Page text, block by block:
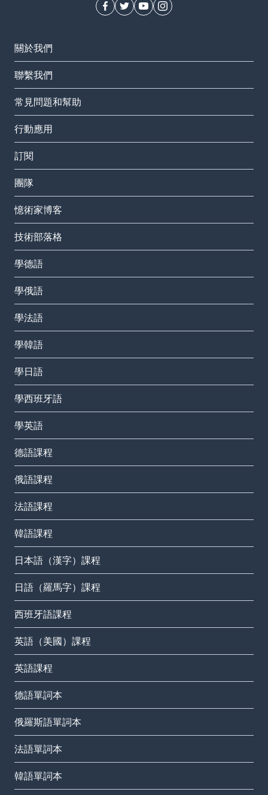
關於我們
聯繫我們
常見問題和幫助
行動應用
訂閱
團隊
憶術家博客
技術部落格
學德語
學俄語
學法語
學韓語
學日語
學西班牙語
學英語
德語課程
俄語課程
法語課程
韓語課程
日本語（漢字）課程
日語（羅馬字）課程
西班牙語課程
英語（美國）課程
英語課程
德語單詞本
俄羅斯語單詞本
法語單詞本
韓語單詞本